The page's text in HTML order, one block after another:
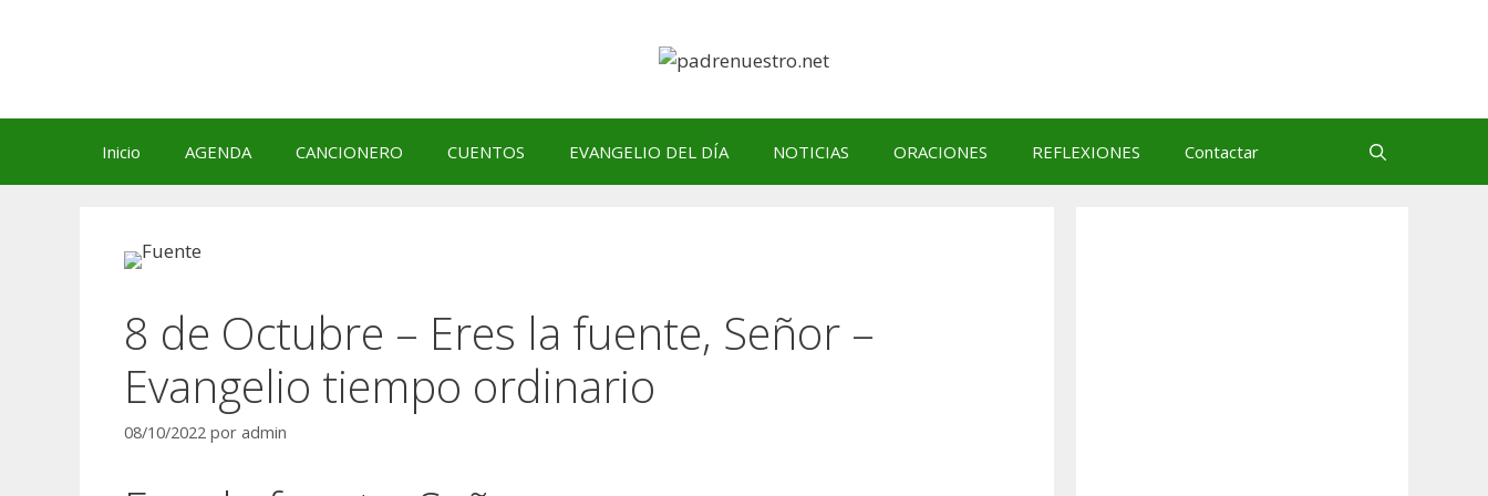
Inicio AGENDA CANCIONERO CUENTOS EVANGELIO DEL DÍA NOTICIAS ORACIONES REFLEXIONES Contactar
8 de Octubre – Eres la fuente, Señor –
Evangelio tiempo ordinario
08/10/2022 por admin